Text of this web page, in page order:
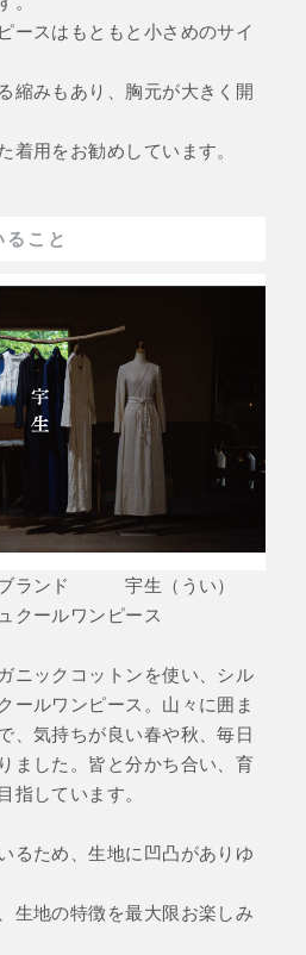
ースはもともと小さめのサイ
縮みもあり、胸元が大きく開
着用をお勧めしています。
こと
ブランド 宇生（うい）
クールワンピース
ニックコットンを使い、シル
ールワンピース。山々に囲ま
、気持ちが良い春や秋、毎日
ました。皆と分かち合い、育
指しています。
るため、生地に凹凸がありゆ
生地の特徴を最大限お楽しみ